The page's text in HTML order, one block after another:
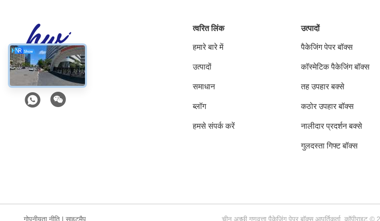
सोशल मीडिया
त्वरित लिंक
हमारे बारे में
उत्पादों
समाधान
ब्लॉग
हमसे संपर्क करें
उत्पादों
पैकेजिंग पेपर बॉक्स
कॉस्मेटिक पैकेजिंग बॉक्स
तह उपहार बक्से
कठोर उपहार बॉक्स
नालीदार प्रदर्शन बक्से
गुलदस्ता गिफ्ट बॉक्स
गोपनीयता नीति | साइटमैप चीन अच्छी गुणवत्ता पैकेजिंग पेपर बॉक्स आपूर्तिकर्ता.